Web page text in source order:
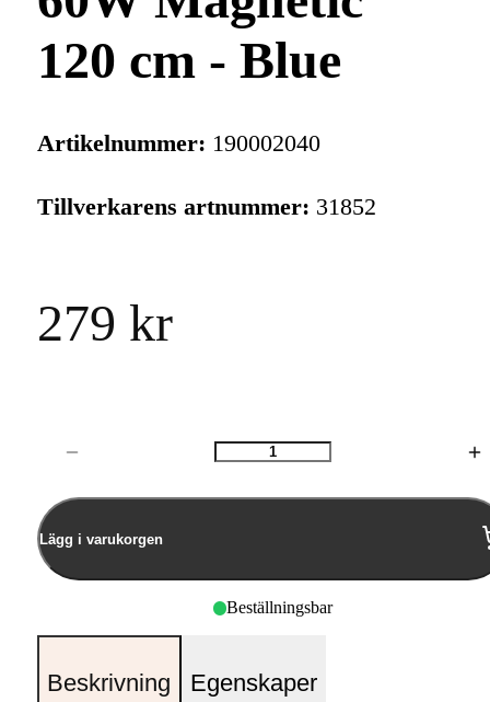
120 cm - Blue
Artikelnummer: 190002040
Tillverkarens artnummer: 31852
279 kr
Antal
Lägg i varukorgen
Beställningsbar
Beskrivning Egenskaper